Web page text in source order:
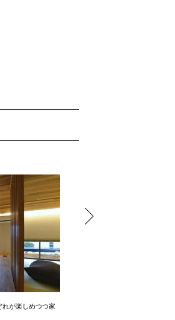
が楽しめつつ家